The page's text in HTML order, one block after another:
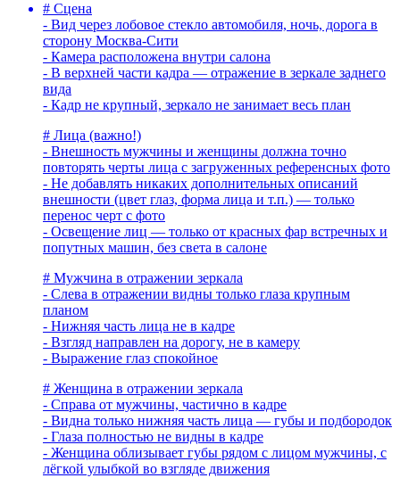
# Сцена
- Вид через лобовое стекло автомобиля, ночь, дорога в
сторону Москва-Сити
- Камера расположена внутри салона
- В верхней части кадра — отражение в зеркале заднего
вида
- Кадр не крупный, зеркало не занимает весь план
# Лица (важно!)
- Внешность мужчины и женщины должна точно
повторять черты лица с загруженных референсных фото
- Не добавлять никаких дополнительных описаний
внешности (цвет глаз, форма лица и т.п.) — только
перенос черт с фото
- Освещение лиц — только от красных фар встречных и
попутных машин, без света в салоне
# Мужчина в отражении зеркала
- Слева в отражении видны только глаза крупным
планом
- Нижняя часть лица не в кадре
- Взгляд направлен на дорогу, не в камеру
- Выражение глаз спокойное
# Женщина в отражении зеркала
- Справа от мужчины, частично в кадре
- Видна только нижняя часть лица — губы и подбородок
- Глаза полностью не видны в кадре
- Женщина облизывает губы рядом с лицом мужчины, с
лёгкой улыбкой во взгляде движения